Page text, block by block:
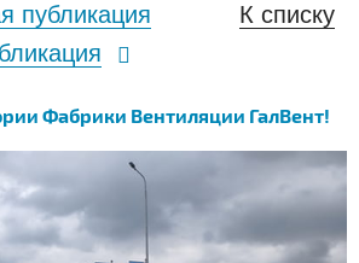
публикация
К списку
Фабрики Вентиляции ГалВент!